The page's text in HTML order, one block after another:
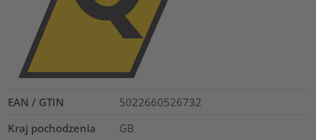
EAN / GTIN
5022660526732
Kraj pochodzenia
GB